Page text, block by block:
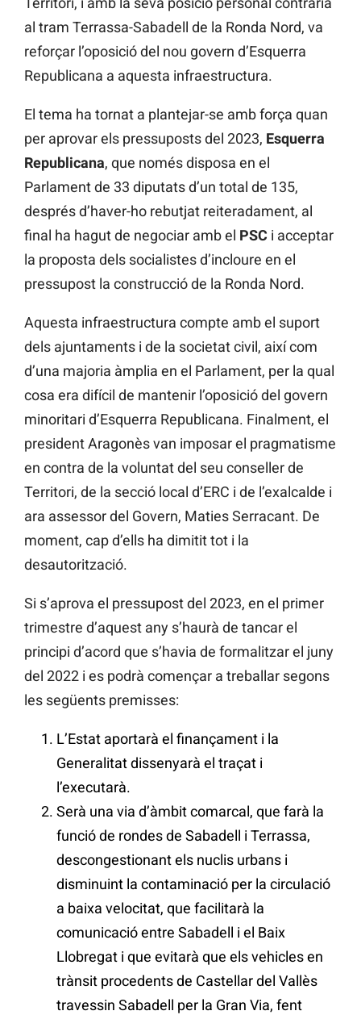
al tram Terrassa-Sabadell de la Ronda Nord, va
reforçar l’oposició del nou govern d’Esquerra
Republicana a aquesta infraestructura.
El tema ha tornat a plantejar-se amb força quan
per aprovar els pressuposts del 2023, Esquerra
Republicana, que només disposa en el
Parlament de 33 diputats d’un total de 135,
després d’haver-ho rebutjat reiteradament, al
final ha hagut de negociar amb el PSC i acceptar
la proposta dels socialistes d’incloure en el
pressupost la construcció de la Ronda Nord.
Aquesta infraestructura compte amb el suport
dels ajuntaments i de la societat civil, així com
d’una majoria àmplia en el Parlament, per la qual
cosa era difícil de mantenir l’oposició del govern
minoritari d’Esquerra Republicana. Finalment, el
president Aragonès van imposar el pragmatisme
en contra de la voluntat del seu conseller de
Territori, de la secció local d’ERC i de l’exalcalde i
ara assessor del Govern, Maties Serracant. De
moment, cap d’ells ha dimitit tot i la
desautorització.
Si s’aprova el pressupost del 2023, en el primer
trimestre d’aquest any s’haurà de tancar el
principi d’acord que s’havia de formalitzar el juny
del 2022 i es podrà començar a treballar segons
les següents premisses:
L’Estat aportarà el finançament i la
Generalitat dissenyarà el traçat i
l’executarà.
Serà una via d’àmbit comarcal, que farà la
funció de rondes de Sabadell i Terrassa,
descongestionant els nuclis urbans i
disminuint la contaminació per la circulació
a baixa velocitat, que facilitarà la
comunicació entre Sabadell i el Baix
Llobregat i que evitarà que els vehicles en
trànsit procedents de Castellar del Vallès
travessin Sabadell per la Gran Via, fent